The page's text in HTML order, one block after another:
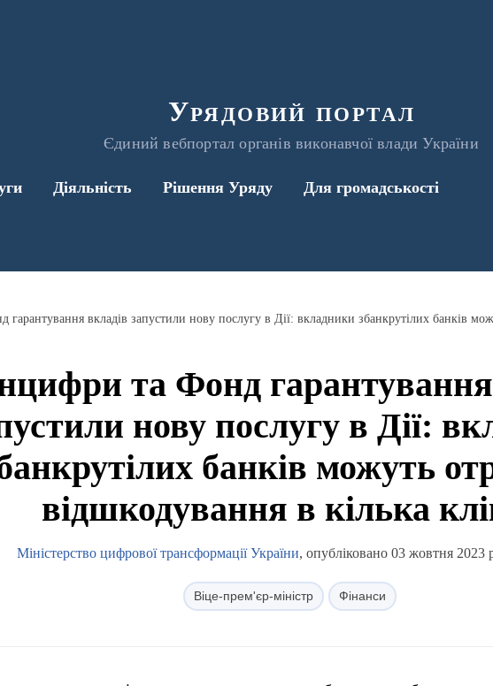
Урядовий портал
Єдиний вебпортал органів виконавчої влади України
Діяльність Рішення Уряду Для громадськості
та Фонд гарантування
нову послугу в Дії:
банків можуть
відшкодування в кілька
Міністерство цифрової трансформації України, опубліковано 03 жовтня 2023
Віце-прем'єр-міністр Фінанси